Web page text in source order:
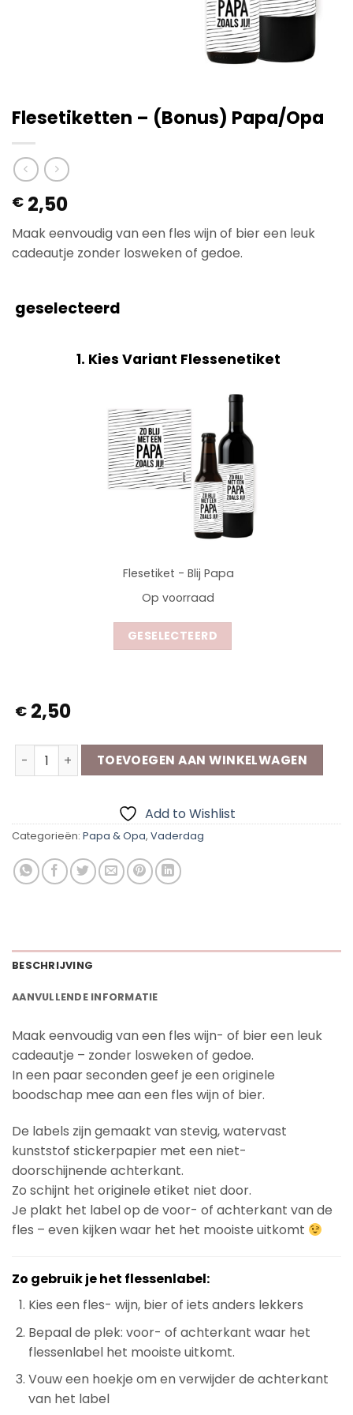
Flesetiketten – (Bonus) Papa/Opa
€ 2,50
Maak eenvoudig van een fles wijn of bier een leuk
cadeautje zonder losweken of gedoe.
geselecteerd
1 Kies Variant Flessenetiket
Flesetiket - Blij Papa
Op voorraad
GESELECTEERD
€ 2,50
Flesetiketten - (Bonus) Papa/Opa aantal
TOEVOEGEN AAN WINKELWAGEN
Add to Wishlist
Categorieën: Papa & Opa, Vaderdag
BESCHRIJVING
AANVULLENDE INFORMATIE
Maak eenvoudig van een fles wijn- of bier een leuk
cadeautje – zonder losweken of gedoe.
In een paar seconden geef je een originele
boodschap mee aan een fles wijn of bier.
De labels zijn gemaakt van stevig, watervast
kunststof stickerpapier met een niet-
doorschijnende achterkant.
Zo schijnt het originele etiket niet door.
Je plakt het label op de voor- of achterkant van de
fles – even kijken waar het het mooiste uitkomt
Zo gebruik je het flessenlabel:
Kies een fles- wijn, bier of iets anders lekkers
Bepaal de plek: voor- of achterkant waar het
flessenlabel het mooiste uitkomt.
Vouw een hoekje om en verwijder de achterkant
van het label